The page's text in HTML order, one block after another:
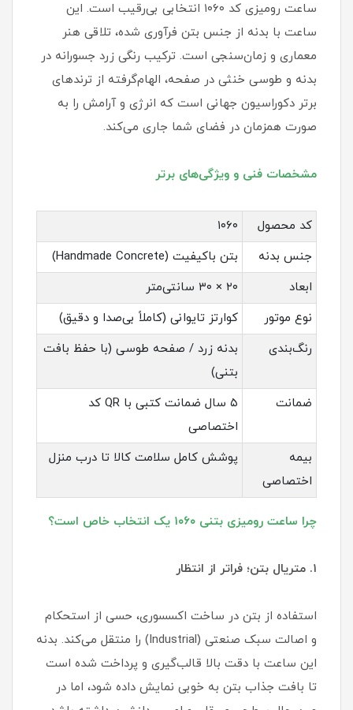
ساعت رومیزی کد ۱۰۶۰ انتخابی بی‌رقیب است. این
ساعت با بدنه از جنس بتن فرآوری شده، تلاقی هنر
معماری و زمان‌سنجی است. ترکیب رنگی زرد جسورانه در
بدنه و طوسی خنثی در صفحه، الهام‌گرفته از ترندهای
برتر دکوراسیون جهانی است که انرژی و آرامش را به
صورت همزمان در فضای شما جاری می‌کند.
مشخصات فنی و ویژگی‌های برتر
کد محصول
۱۰۶۰
جنس بدنه
بتن باکیفیت (Handmade Concrete)
ابعاد
۲۰ × ۳۰ سانتی‌متر
نوع موتور
کوارتز تایوانی (کاملاً بی‌صدا و دقیق)
رنگ‌بندی
بدنه زرد / صفحه طوسی (با حفظ بافت
بتنی)
ضمانت
۵ سال ضمانت کتبی با QR کد
اختصاصی
بیمه
اختصاصی
پوشش کامل سلامت کالا تا درب منزل
چرا ساعت رومیزی بتنی ۱۰۶۰ یک انتخاب خاص است؟
۱. متریال بتن؛ فراتر از انتظار
استفاده از بتن در ساخت اکسسوری، حسی از استحکام
و اصالت سبک صنعتی (Industrial) را منتقل می‌کند. بدنه
این ساعت با دقت بالا قالب‌گیری و پرداخت شده است
تا بافت جذاب بتن به خوبی نمایش داده شود، اما در